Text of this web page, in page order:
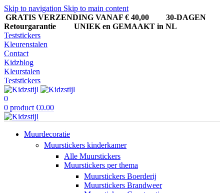
Skip to navigation Skip to main content
GRATIS VERZENDING VANAF € 40,00
30-DAGEN
Retourgarantie UNIEK en GEMAAKT in NL
Teststickers
Kleurenstalen
Contact
Kidzblog
Kleurstalen
Teststickers
0
0 product €0.00
Muurdecoratie
Muurstickers kinderkamer
Alle Muurstickers
Muurstickers per thema
Muurstickers Boerderij
Muurstickers Brandweer